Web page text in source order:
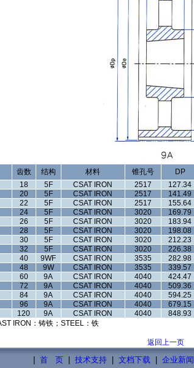
齿数 结构 材料 锥孔号 DP
18 5F CSAT IRON 2517 127.34
20 5F CSAT IRON 2517 141.49
22 5F CSAT IRON 2517 155.64
24 5F CSAT IRON 3020 169.79
26 5F CSAT IRON 3020 183.94
28 5F CSAT IRON 3020 198.08
30 5F CSAT IRON 3020 212.23
32 5F CSAT IRON 3020 226.38
40 9WF CSAT IRON 3535 282.98
48 9W CSAT IRON 3535 339.57
60 9A CSAT IRON 4040 424.47
72 9A CSAT IRON 4040 509.36
84 9A CSAT IRON 4040 594.25
96 9A CSAT IRON 4040 679.15
120 9A CSAT IRON 4040 848.93
IRON：铸铁；STEEL：铁
返回上一页
首 页| 技术支持| 文档下载| 企业新闻